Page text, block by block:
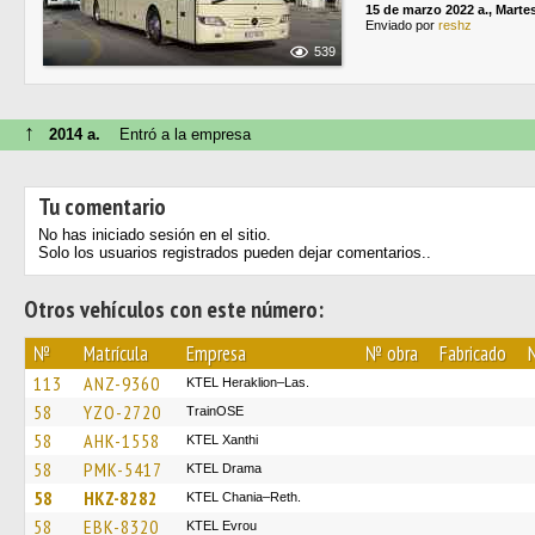
539
15 de marzo 2022 a.,
Enviado por reshz
↑ 2014 a. Entró a la empresa
Tu comentario
No has iniciado sesión en el sitio.
Solo los usuarios registrados pueden dejar comentarios..
Otros vehículos con este número:
№ Matrícula Empresa № obra Fabricado
113 ANZ-9360 KTEL Heraklion–Las.
58 YZO-2720 TrainΟSE
58 AHK-1558 KTEL Xanthi
58 PMK-5417 KTEL Drama
58 HKZ-8282 KTEL Chania–Reth.
58 EBK-8320 KTEL Evrou